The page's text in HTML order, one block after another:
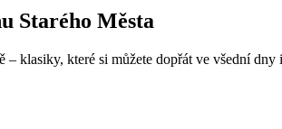
Starého Města
– klasiky, které si můžete dopřát ve všední